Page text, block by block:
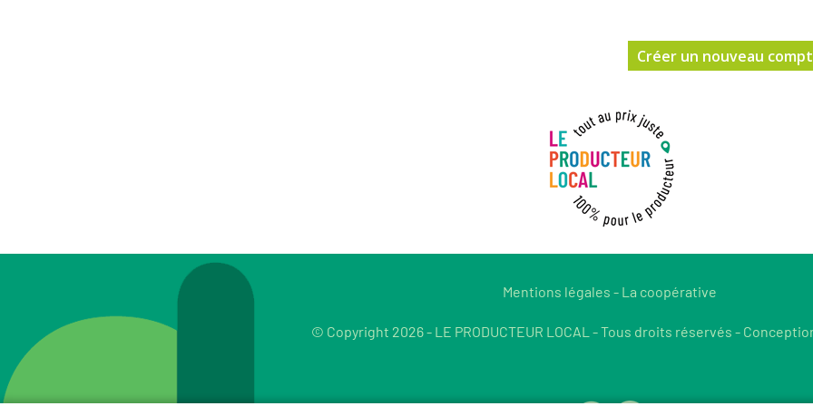
Mentions légales - La coopérative
© Copyright 2026 - LE PRODUCTEUR LOCAL - Tous droits réservés -